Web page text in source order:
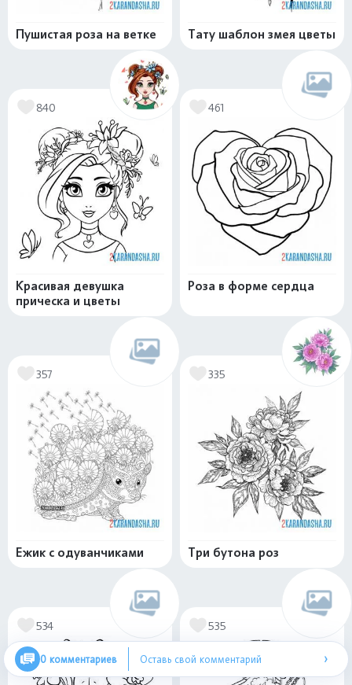
Пушистая роза на ветке Тату шаблон змея цветы
840
Красивая девушка
прическа и цветы
461
Роза в форме сердца
357
Ежик с одуванчиками
335
Три бутона роз
534 535
0 комментариев Оставь свой комментарий ›